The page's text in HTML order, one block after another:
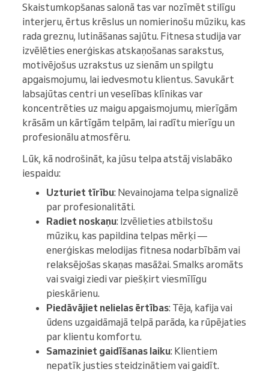
Skaistumkopšanas salonā tas var nozīmēt stilīgu
interjeru, ērtus krēslus un nomierinošu mūziku, kas
rada greznu, lutināšanas sajūtu. Fitnesa studija var
izvēlēties enerģiskas atskaņošanas sarakstus,
motivējošus uzrakstus uz sienām un spilgtu
apgaismojumu, lai iedvesmotu klientus. Savukārt
labsajūtas centri un veselības klīnikas var
koncentrēties uz maigu apgaismojumu, mierīgām
krāsām un kārtīgām telpām, lai radītu mierīgu un
profesionālu atmosfēru.
Lūk, kā nodrošināt, ka jūsu telpa atstāj vislabāko
iespaidu:
Uzturiet tīrību: Nevainojama telpa signalizē
par profesionalitāti.
Radiet noskaņu: Izvēlieties atbilstošu
mūziku, kas papildina telpas mērķi —
enerģiskas melodijas fitnesa nodarbībām vai
relaksējošas skaņas masāžai. Smalks aromāts
vai svaigi ziedi var piešķirt viesmīlīgu
pieskārienu.
Piedāvājiet nelielas ērtības: Tēja, kafija vai
ūdens uzgaidāmajā telpā parāda, ka rūpējaties
par klientu komfortu.
Samaziniet gaidīšanas laiku: Klientiem
nepatīk justies steidzinātiem vai gaidīt.